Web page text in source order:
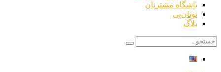
باشگاه مشتریان
توتان‌پی
بلاگ